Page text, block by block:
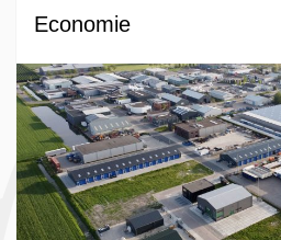
Economie